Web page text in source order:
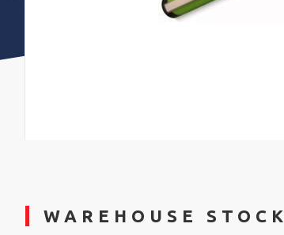
WAREHOUSE STOCK